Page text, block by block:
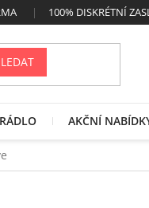
100% DISKRÉTNÍ
AKČNÍ